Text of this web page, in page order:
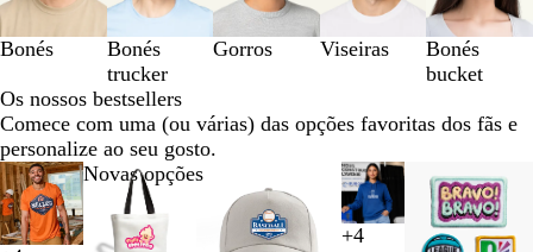
Bonés
Bonés
trucker
Gorros Viseiras
Bonés
bucket
de
5
Os nossos bestsellers
Comece com uma (ou várias) das opções favoritas dos fãs e
personalize ao seu gosto.
Novas opções
PB
A
C
+4
Novas opções
Diapositivos
1
a
2